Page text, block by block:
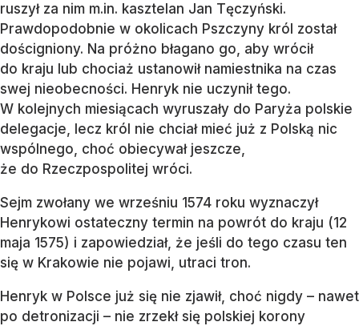
ruszył za nim m.in. kasztelan Jan Tęczyński.
Prawdopodobnie w okolicach Pszczyny król został
dościgniony. Na próżno błagano go, aby wrócił
do kraju lub chociaż ustanowił namiestnika na czas
swej nieobecności. Henryk nie uczynił tego.
W kolejnych miesiącach wyruszały do Paryża polskie
delegacje, lecz król nie chciał mieć już z Polską nic
wspólnego, choć obiecywał jeszcze,
że do Rzeczpospolitej wróci.
Sejm zwołany we wrześniu 1574 roku wyznaczył
Henrykowi ostateczny termin na powrót do kraju (12
maja 1575) i zapowiedział, że jeśli do tego czasu ten
się w Krakowie nie pojawi, utraci tron.
Henryk w Polsce już się nie zjawił, choć nigdy – nawet
po detronizacji – nie zrzekł się polskiej korony